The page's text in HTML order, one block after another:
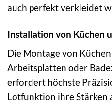
auch perfekt verkleidet
Installation von Küchen
Die Montage von
Arbeitsplatten oder
erfordert höchste
Lotfunktion ihre Stärken